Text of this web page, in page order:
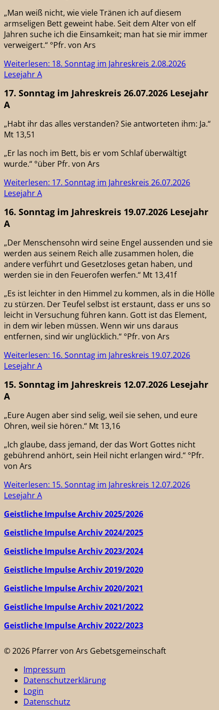
„Man weiß nicht, wie viele Tränen ich auf diesem
armseligen Bett geweint habe. Seit dem Alter von elf
Jahren suche ich die Einsamkeit; man hat sie mir immer
verweigert.“ °Pfr. von Ars
Weiterlesen: 18. Sonntag im Jahreskreis 2.08.2026
Lesejahr A
17. Sonntag im Jahreskreis 26.07.2026 Lesejahr
A
„Habt ihr das alles verstanden? Sie antworteten ihm: Ja.“
Mt 13,51
„Er las noch im Bett, bis er vom Schlaf überwältigt
wurde.“ °über Pfr. von Ars
Weiterlesen: 17. Sonntag im Jahreskreis 26.07.2026
Lesejahr A
16. Sonntag im Jahreskreis 19.07.2026 Lesejahr
A
„Der Menschensohn wird seine Engel aussenden und sie
werden aus seinem Reich alle zusammen holen, die
andere verführt und Gesetzloses getan haben, und
werden sie in den Feuerofen werfen.“ Mt 13,41f
„Es ist leichter in den Himmel zu kommen, als in die Hölle
zu stürzen. Der Teufel selbst ist erstaunt, dass er uns so
leicht in Versuchung führen kann. Gott ist das Element,
in dem wir leben müssen. Wenn wir uns daraus
entfernen, sind wir unglücklich.“ °Pfr. von Ars
Weiterlesen: 16. Sonntag im Jahreskreis 19.07.2026
Lesejahr A
15. Sonntag im Jahreskreis 12.07.2026 Lesejahr
A
„Eure Augen aber sind selig, weil sie sehen, und eure
Ohren, weil sie hören.“ Mt 13,16
„Ich glaube, dass jemand, der das Wort Gottes nicht
gebührend anhört, sein Heil nicht erlangen wird.“ °Pfr.
von Ars
Weiterlesen: 15. Sonntag im Jahreskreis 12.07.2026
Lesejahr A
Geistliche Impulse Archiv 2025/2026
Geistliche Impulse Archiv 2024/2025
Geistliche Impulse Archiv 2023/2024
Geistliche Impulse Archiv 2019/2020
Geistliche Impulse Archiv 2020/2021
Geistliche Impulse Archiv 2021/2022
Geistliche Impulse Archiv 2022/2023
© 2026 Pfarrer von Ars Gebetsgemeinschaft
Impressum
Datenschutzerklärung
Login
Datenschutz